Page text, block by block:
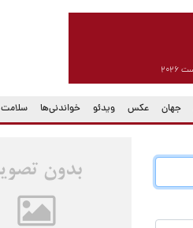
جهان عکس ویدئو خواندنی‌ها سلامت